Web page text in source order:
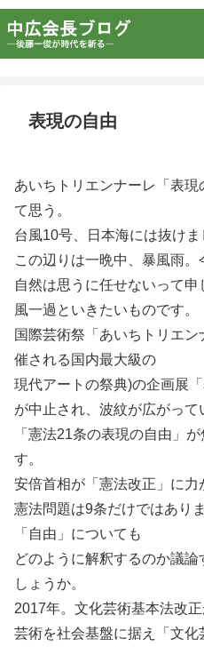
表現の自由
あいちトリエンナーレ「表
て思う。
台風10号、日本海には抜けま
この辺りは一晩中、暴風雨。
自然は思うに任せないって
風一過といきたいものです。
国際芸術祭「あいちトリエ
催される国内最大級の
現代アートの祭典)の企画展
が中止され、波紋が広がって
「憲法21条の表現の自由」
す。
安倍首相が「憲法改正」に力
憲法問題は9条だけではあり
「自由」についても
どのように解釈するのか議
しょうか。
2017年。文化芸術基本法改
芸術を社会基盤に据え「文